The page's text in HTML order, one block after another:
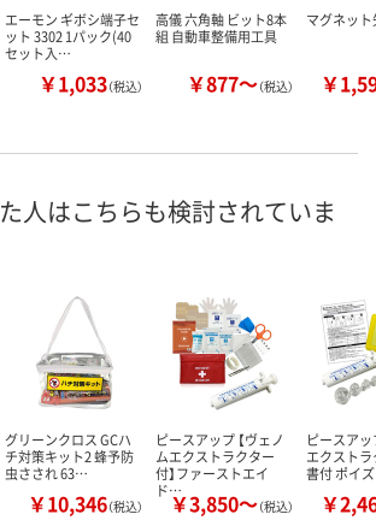
エーモン ギボシ端子セ
ット 3302 1パック(40
セット入…
￥1,033（税込）
高儀 六角軸 ビット8本
組 自動車整備用工具
￥877～（税込）
マグネット
￥
人はこちらも検討されていま
グリーンクロス GCハ
チ対策キット2 蜂予防
虫さされ 63…
￥10,346（税込）
ピースアップ 【ヴェノ
ムエクストラクター
付】ファーストエイ
ド…￥3,850～（税込）
ピースア
エクスト
書付 ポイ
￥